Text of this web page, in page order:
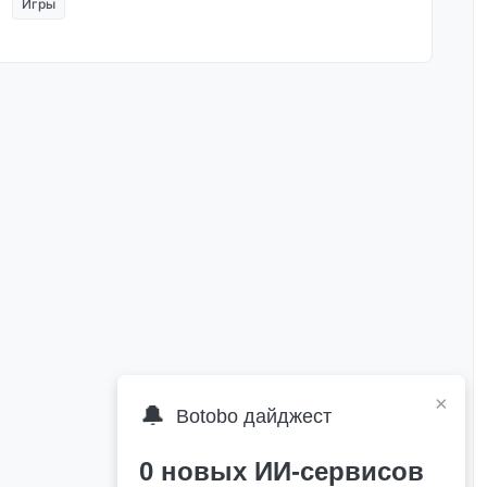
Игры
×
🔔 Botobo дайджест
0 новых ИИ-сервисов